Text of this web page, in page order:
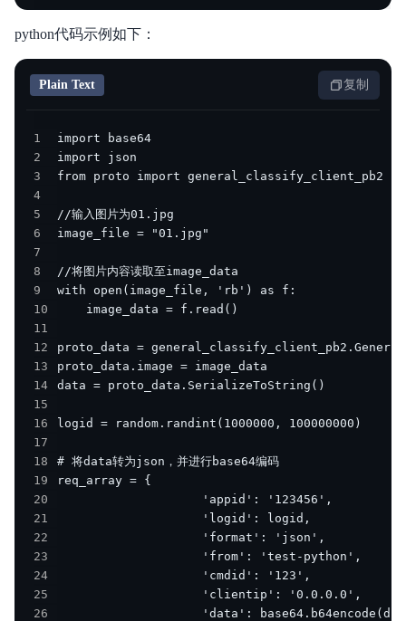
python代码示例如下：
Plain Text 复制
1
2
3
4
5
6
7
8
9
10
11
12
13
14
15
16
17
18
19
20
21
22
23
24
25
26